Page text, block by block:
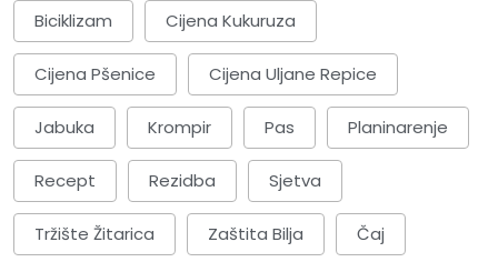
Biciklizam Cijena Kukuruza
Cijena Pšenice Cijena Uljane Repice
Jabuka Krompir Pas Planinarenje
Recept Rezidba Sjetva
Tržište Žitarica Zaštita Bilja Čaj